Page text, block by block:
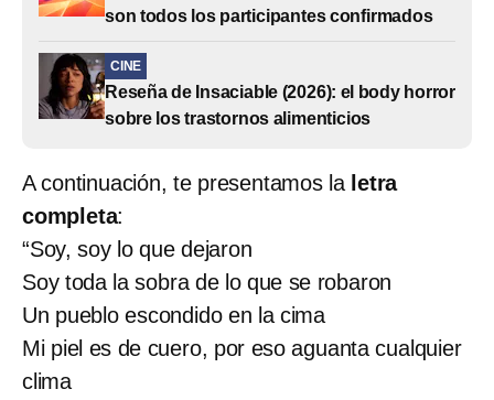
son todos los participantes confirmados
CINE
Reseña de Insaciable (2026): el body horror
sobre los trastornos alimenticios
A continuación, te presentamos la letra
completa:
“Soy, soy lo que dejaron
Soy toda la sobra de lo que se robaron
Un pueblo escondido en la cima
Mi piel es de cuero, por eso aguanta cualquier
clima